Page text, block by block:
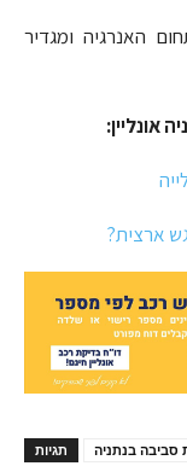
האנרגיה ומגדיר
אונליין:
ארצית?
תגיות סביבה בנתניה